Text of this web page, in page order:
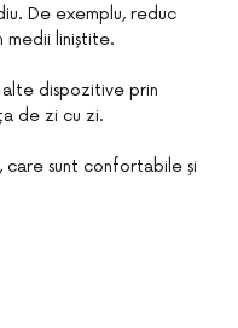
De exemplu, reduc
medii liniștite.
dispozitive prin
de zi cu zi.
care sunt confortabile și